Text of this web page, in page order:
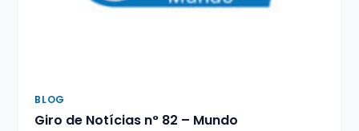
BLOG
Giro de Notícias n° 82 – Mundo